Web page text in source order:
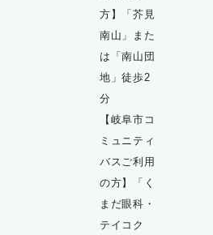
方】「芥見
南山」また
は「南山団
地」徒歩2
分
【岐阜市コ
ミュニティ
バスご利用
の方】「く
まだ眼科・
テイコク